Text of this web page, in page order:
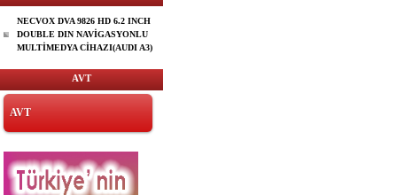
NECVOX DVA 9826 HD 6.2 INCH
DOUBLE DIN NAVİGASYONLU
MULTİMEDYA CİHAZI(AUDI A3)
AVT
AVT